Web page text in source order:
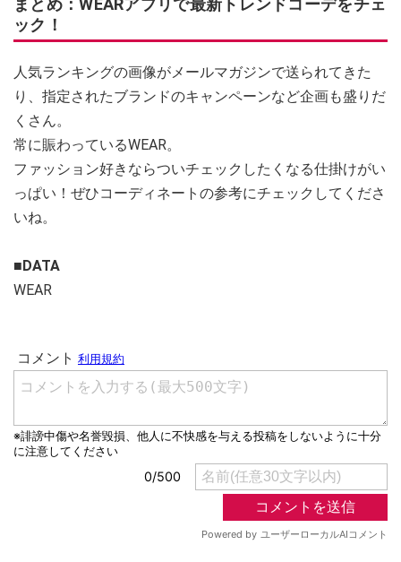
まとめ：WEARアプリで最新トレンドコーデをチェ
ック！
人気ランキングの画像がメールマガジンで送られてきた
り、指定されたブランドのキャンペーンなど企画も盛りだ
くさん。
常に賑わっているWEAR。
ファッション好きならついチェックしたくなる仕掛けがい
っぱい！ぜひコーディネートの参考にチェックしてくださ
いね。
■DATA
WEAR